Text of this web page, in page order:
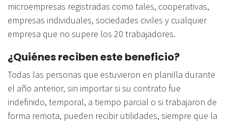
microempresas registradas como tales, cooperativas,
empresas individuales, sociedades civiles y cualquier
empresa que no supere los 20 trabajadores.
¿Quiénes reciben este beneficio?
Todas las personas que estuvieron en planilla durante
el año anterior, sin importar si su contrato fue
indefinido, temporal, a tiempo parcial o si trabajaron de
forma remota, pueden recibir utilidades, siempre que la